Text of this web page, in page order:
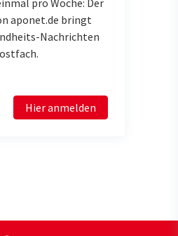
aponet.de bringt
Nachrichten
Hier anmelden